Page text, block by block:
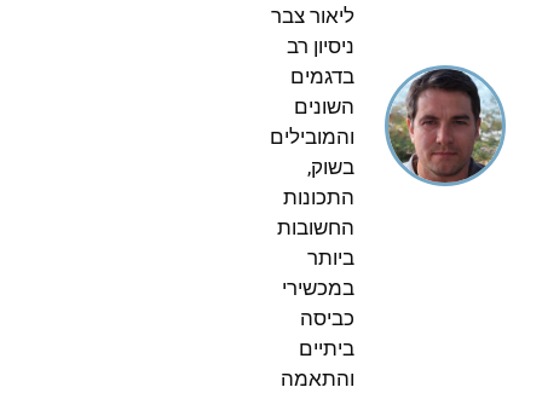
ליאור צבר
ניסיון רב
בדגמים
השונים
והמובילים
בשוק,
התכונות
החשובות
ביותר
במכשירי
כביסה
ביתיים
והתאמה